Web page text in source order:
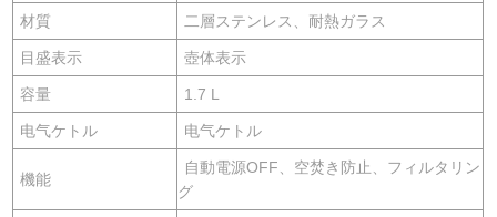
材質 二層ステンレス、耐熱ガラス
目盛表示 壺体表示
容量 1.7 L
电气ケトル 电气ケトル
機能
自動電源OFF、空焚き防止、フィルタリン
グ